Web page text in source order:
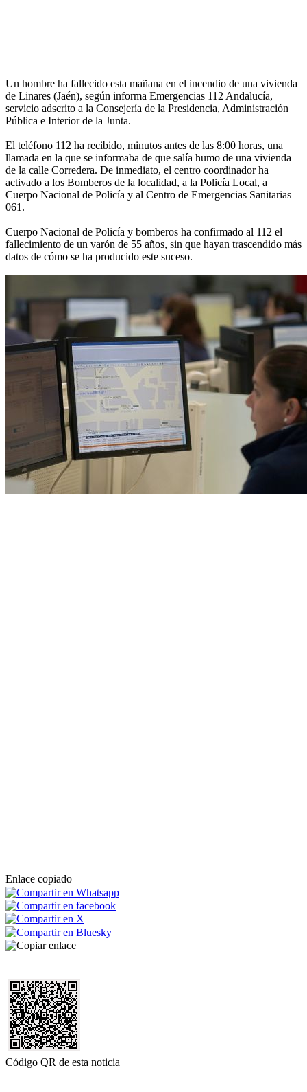
Un hombre ha fallecido esta mañana en el incendio de una vivienda
de Linares (Jaén), según informa Emergencias 112 Andalucía,
servicio adscrito a la Consejería de la Presidencia, Administración
Pública e Interior de la Junta.
El teléfono 112 ha recibido, minutos antes de las 8:00 horas, una
llamada en la que se informaba de que salía humo de una vivienda
de la calle Corredera. De inmediato, el centro coordinador ha
activado a los Bomberos de la localidad, a la Policía Local, a
Cuerpo Nacional de Policía y al Centro de Emergencias Sanitarias
061.
Cuerpo Nacional de Policía y bomberos ha confirmado al 112 el
fallecimiento de un varón de 55 años, sin que hayan trascendido más
datos de cómo se ha producido este suceso.
Enlace copiado
Código QR de esta noticia